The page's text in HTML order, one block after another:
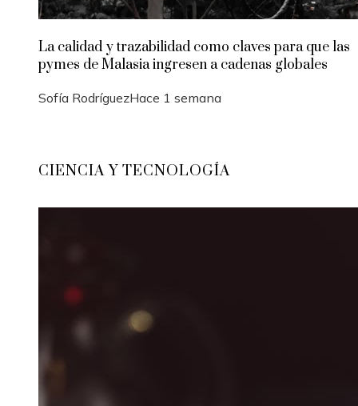
La calidad y trazabilidad como claves para que las
pymes de Malasia ingresen a cadenas globales
Sofía RodríguezHace 1 semana
CIENCIA Y TECNOLOGÍA